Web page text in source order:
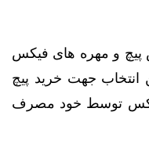
پیچ و مهره های فیکس
انتخاب جهت خرید پیچ
توسط خود مصرف